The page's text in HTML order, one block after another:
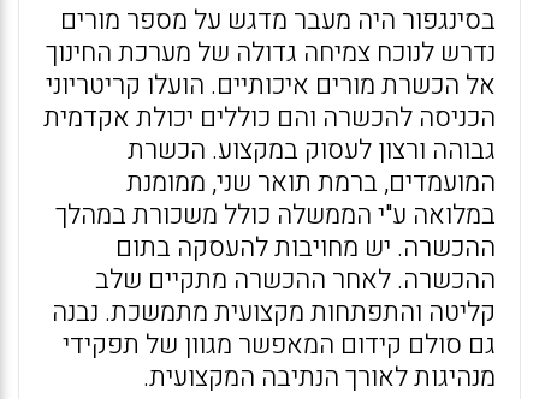
בסינגפור היה מעבר מדגש על מספר מורים
נדרש לנוכח צמיחה גדולה של מערכת החינוך
אל הכשרת מורים איכותיים. הועלו קריטריוני
הכניסה להכשרה והם כוללים יכולת אקדמית
גבוהה ורצון לעסוק במקצוע. הכשרת
המועמדים, ברמת תואר שני, ממומנת
במלואה ע"י הממשלה כולל משכורת במהלך
ההכשרה. יש מחויבות להעסקה בתום
ההכשרה. לאחר ההכשרה מתקיים שלב
קליטה והתפתחות מקצועית מתמשכת. נבנה
גם סולם קידום המאפשר מגוון של תפקידי
מנהיגות לאורך הנתיבה המקצועית.